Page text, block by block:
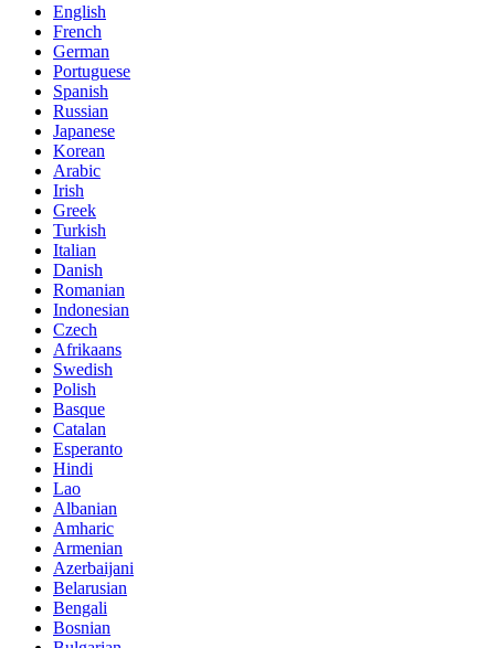
English
French
German
Portuguese
Spanish
Russian
Japanese
Korean
Arabic
Irish
Greek
Turkish
Italian
Danish
Romanian
Indonesian
Czech
Afrikaans
Swedish
Polish
Basque
Catalan
Esperanto
Hindi
Lao
Albanian
Amharic
Armenian
Azerbaijani
Belarusian
Bengali
Bosnian